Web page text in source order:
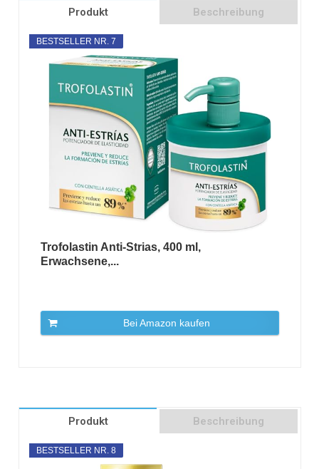
Produkt Beschreibung
BESTSELLER NR. 7
Trofolastin Anti-Strias, 400 ml,
Erwachsene,...
Bei Amazon kaufen
Produkt Beschreibung
BESTSELLER NR. 8